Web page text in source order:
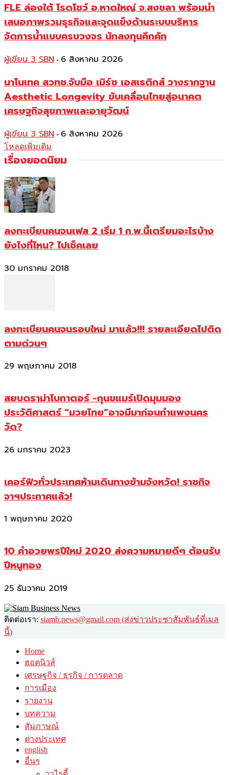
FLE ล่องใต้ โรดโชว์ อ.หาดใหญ่ จ.สงขลา พร้อมนำ
เสนอภาพรวมธุรกิจและจุดแข็งด้านระบบบริหาร
จัดการน้ำแบบครบวงจร นักลงทุนคึกคัก
ผู้เขียน 3 SBN - 6 สิงหาคม 2026
นาโนเทค สวทช.จับมือ เมิร์ซ เอสเธติกส์ วางรากฐาน
Aesthetic Longevity ขับเคลื่อนไทยสู่อนาคต
เศรษฐกิจสุขภาพและอายุวัฒน์
ผู้เขียน 3 SBN - 6 สิงหาคม 2026
โหลดเพิ่มเติม
เรื่องยอดนิยม
ลงทะเบียนคนจนเฟส 2 เริ่ม 1 ก.พ.นี้เตรียมอะไรบ้าง
ยังไงที่ไหน? ไปเช็คเลย
30 มกราคม 2018
ลงทะเบียนคนจนรอบใหม่ มาแล้ว!!! รายละเอียดไปติด
ตามด่วนๆ
29 พฤษภาคม 2018
สยบดราม่าโบกาตอร์ -กุนขแมร์เปิดมุมมอง
ประวัติศาสตร์ “มวยไทย”อาจมีมาก่อนกำแพงนคร
วัด?
26 มกราคม 2023
เคอร์ฟิวทั่วประเทศห้ามเดินทางข้ามจังหวัด! ราชกิจ
จาฯประกาศแล้ว!
1 พฤษภาคม 2020
10 คำอวยพรปีใหม่ 2020 ส่งความหมายดีๆ ต้อนรับ
ปีหนูทอง
25 ธันวาคม 2019
ติดต่อเรา: siamb.news@gmail.com (ส่งข่าวประชาสัมพันธ์ที่เมล
นี้)
Home
ฮอตนิวส์
เศรษฐกิจ / ธุรกิจ / การตลาด
การเมือง
รายงาน
บทความ
สัมภาษณ์
ต่างประเทศ
english
อื่นๆ